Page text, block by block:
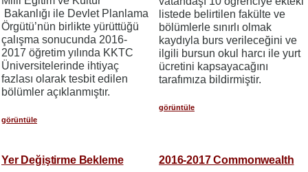
Bakanlığı ile Devlet Planlama
Örgütü’nün birlikte yürüttüğü
çalışma sonucunda 2016-
2017 öğretim yılında KKTC
Üniversitelerinde ihtiyaç
fazlası olarak tesbit edilen
bölümler açıklanmıştır.
görüntüle
listede belirtilen fakülte ve
bölümlerle sınırlı olmak
kaydıyla burs verileceğini ve
ilgili bursun okul harcı ile yurt
ücretini kapsayacağını
tarafımıza bildirmiştir.
görüntüle
Yer Değiştirme Bekleme
2016-2017 Commonwealth